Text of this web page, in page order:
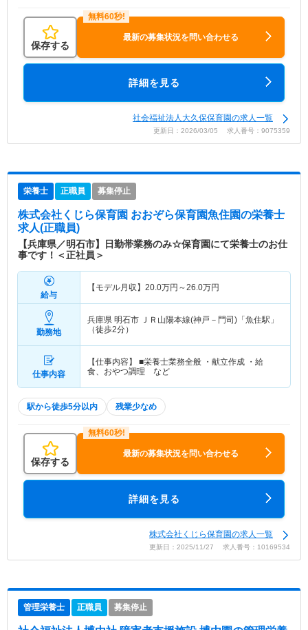
保存する
最新の募集状況を問い合わせる
詳細を見る
社会福祉法人大久保保育園の求人一覧
更新日：2026/03/05 求人番号：9075359
栄養士 正職員 募集停止
株式会社くじら保育園 おおぞら保育園魚住園の栄養士
求人(正職員)
【兵庫県／明石市】日勤帯業務のみ☆保育園にて栄養士のお仕
事です！＜正社員＞
給与
【モデル月収】 20.0万円～26.0万円
勤務地
兵庫県 明石市 ＪＲ山陽本線(神戸－門司)「魚住駅」
（徒歩2分）
仕事内容
【仕事内容】 ■栄養士業務全般 ・献立作成 ・給
食、おやつ調理 など
駅から徒歩5分以内 残業少なめ
保存する
最新の募集状況を問い合わせる
詳細を見る
株式会社くじら保育園の求人一覧
更新日：2025/11/27 求人番号：10169534
管理栄養士 正職員 募集停止